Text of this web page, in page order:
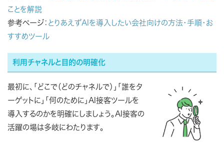
ことを解説
参考ページ： とりあえずAIを導入したい会社向けの方法・手順・お
すすめツール
利用チャネルと目的の明確化
最初に、「どこで（どのチャネルで）」「誰をタ
ーゲットに」「何のために」AI接客ツールを
導入するのかを明確にしましょう。AI接客の
活躍の場は多岐にわたります。